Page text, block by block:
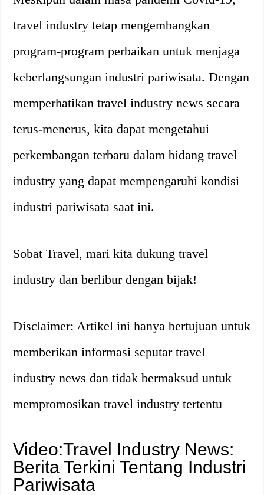
travel industry tetap mengembangkan
program-program perbaikan untuk menjaga
keberlangsungan industri pariwisata. Dengan
memperhatikan travel industry news secara
terus-menerus, kita dapat mengetahui
perkembangan terbaru dalam bidang travel
industry yang dapat mempengaruhi kondisi
industri pariwisata saat ini.
Sobat Travel, mari kita dukung travel
industry dan berlibur dengan bijak!
Disclaimer: Artikel ini hanya bertujuan untuk
memberikan informasi seputar travel
industry news dan tidak bermaksud untuk
mempromosikan travel industry tertentu
Video:Travel Industry News:
Berita Terkini Tentang Industri
Pariwisata